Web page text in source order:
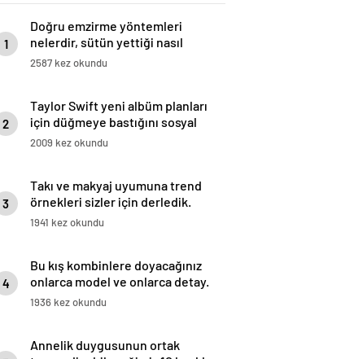
1
Doğru emzirme yöntemleri
nelerdir, sütün yettiği nasıl
anlaşılır?
2587 kez okundu
2
Taylor Swift yeni albüm planları
için düğmeye bastığını sosyal
medyadan duyurdu!
2009 kez okundu
3
Takı ve makyaj uyumuna trend
örnekleri sizler için derledik.
1941 kez okundu
4
Bu kış kombinlere doyacağınız
onlarca model ve onlarca detay.
1936 kez okundu
Annelik duygusunun ortak